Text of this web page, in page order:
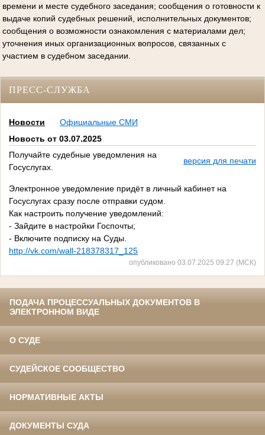
времени и месте судебного заседания; сообщения о готовности к
выдаче копий судебных решений, исполнительных документов;
сообщения о возможности ознакомления с материалами дел;
уточнения иных организационных вопросов, связанных с
участием в судебном заседании.
ПРЕСС-СЛУЖБА
Новости
Официальные СМИ
Новость от 03.07.2025
Получайте судебные уведомления на
Госуслугах.
версия для печати
Электронное уведомление придёт в личный кабинет на
Госуслугах сразу после отправки судом.
Как настроить получение уведомлений:
- Зайдите в настройки Госпочты;
- Включите подписку на Суды.
http://vk.com/wall-218378317_125
опубликовано 03.07.2025 09:27 (МСК)
ПОДАЧА ПРОЦЕССУАЛЬНЫХ ДОКУМЕНТОВ В
ЭЛЕКТРОННОМ ВИДЕ
О СУДЕ
СУДЕЙСКОЕ СООБЩЕСТВО
НОРМАТИВНЫЕ АКТЫ
ДОКУМЕНТЫ СУДА